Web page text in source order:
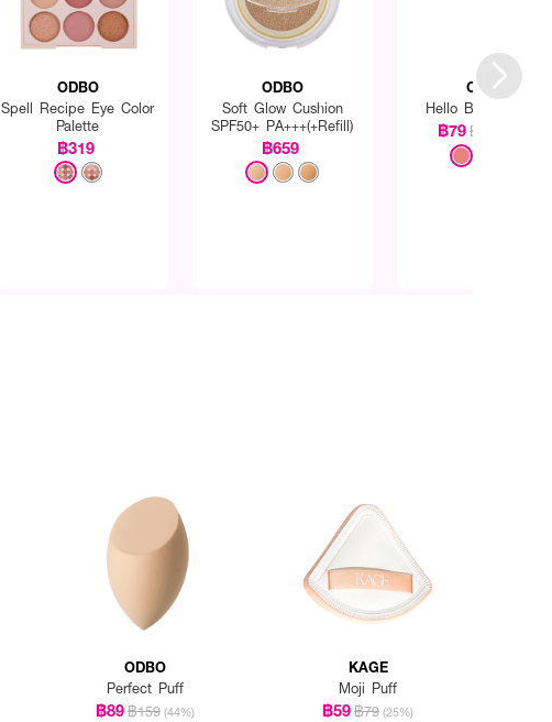
ODBO
Spell Recipe Eye Color
Palette
฿319
ODBO
Soft Glow Cushion
SPF50+ PA+++(+Refill)
฿659
ODBO
Hello Blusher 1300
฿79฿179
ODBO
Perfect Puff
฿89฿159 (44%)
KAGE
Moji Puff
฿59฿79 (25%)